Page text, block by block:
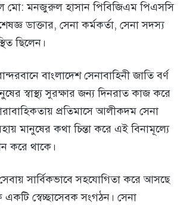
মো: মনজুরুল হাসান পিবিজিএম পিএসসি
ডাক্তার, সেনা কর্মকর্তা, সেনা সদস্য
ছিলেন।
বাংলাদেশ সেনাবাহিনী জাতি বর্ণ
স্বাস্থ্য সুরক্ষার জন্য দিনরাত কাজ করে
প্রতিমাসে আলীকদম সেনা
মানুষের কথা চিন্তা করে এই বিনামূল্যে
করে থাকে।
সার্বিকভাবে সহযোগিতা করে আসছে
স্বেচ্ছাসেবক সংগঠন। সেনা